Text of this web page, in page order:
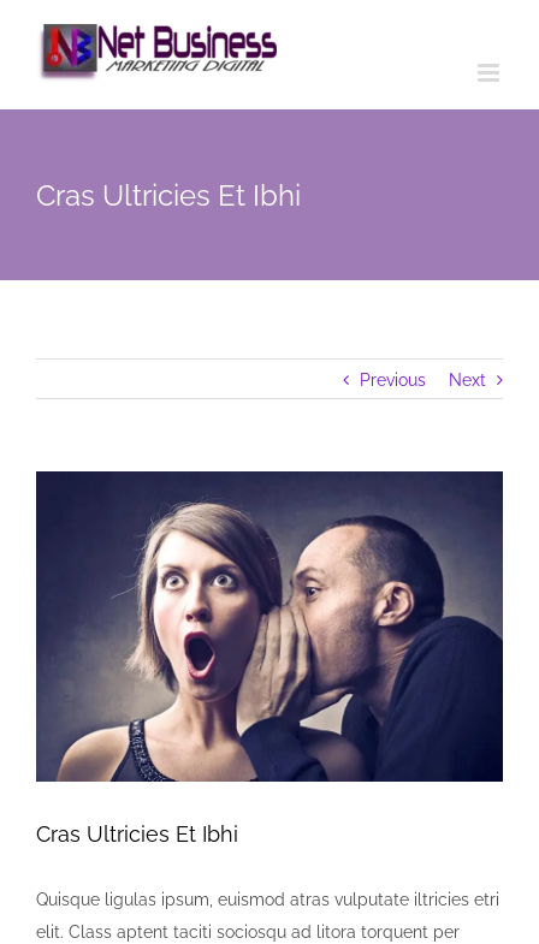
Cras Ultricies Et Ibhi
Previous Next
Cras Ultricies Et Ibhi
Quisque ligulas ipsum, euismod atras vulputate iltricies etri
elit. Class aptent taciti sociosqu ad litora torquent per